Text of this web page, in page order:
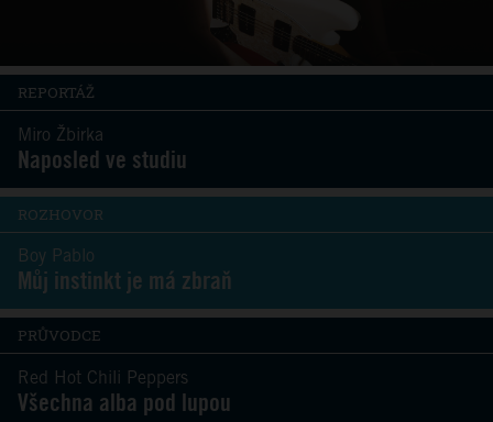
REPORTÁŽ
Miro Žbirka
Naposled ve studiu
ROZHOVOR
Boy Pablo
Můj instinkt je má zbraň
PRŮVODCE
Red Hot Chili Peppers
Všechna alba pod lupou